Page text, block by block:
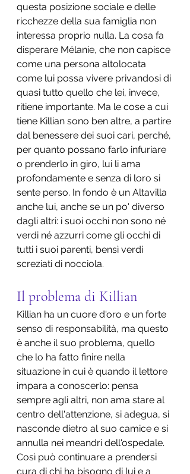
questa posizione sociale e delle
ricchezze della sua famiglia non
interessa proprio nulla. La cosa fa
disperare Mélanie, che non capisce
come una persona altolocata
come lui possa vivere privandosi di
quasi tutto quello che lei, invece,
ritiene importante. Ma le cose a cui
tiene Killian sono ben altre, a partire
dal benessere dei suoi cari, perché,
per quanto possano farlo infuriare
o prenderlo in giro, lui li ama
profondamente e senza di loro si
sente perso. In fondo è un Altavilla
anche lui, anche se un po' diverso
dagli altri: i suoi occhi non sono né
verdi né azzurri come gli occhi di
tutti i suoi parenti, bensì verdi
screziati di nocciola.
Il problema di Killian
Killian ha un cuore d'oro e un forte
senso di responsabilità, ma questo
è anche il suo problema, quello
che lo ha fatto finire nella
situazione in cui è quando il lettore
impara a conoscerlo: pensa
sempre agli altri, non ama stare al
centro dell'attenzione, si adegua, si
nasconde dietro al suo camice e si
annulla nei meandri dell'ospedale.
Così può continuare a prendersi
cura di chi ha bisogno di lui e a